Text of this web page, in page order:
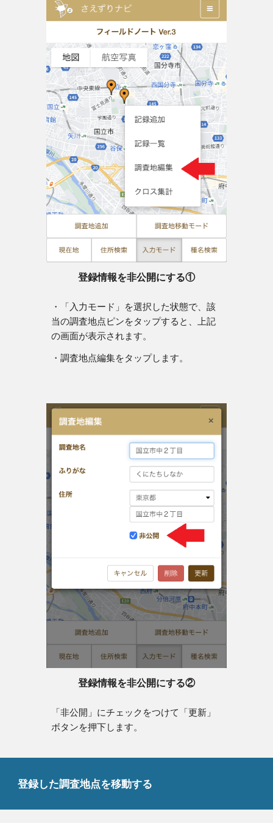
登録情報を非公開にする①
・「入力モード」を選択した状態で、該
当の調査地点ピンをタップすると、上記
の画面が表示されます。
・調査地点編集をタップします。
登録情報を非公開にする②
「非公開」にチェックをつけて「更新」
ボタンを押下します。
登録した調査地点を移動する